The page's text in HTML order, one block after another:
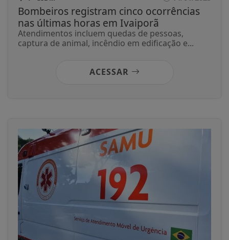
Bombeiros registram cinco ocorrências
nas últimas horas em Ivaiporã
Atendimentos incluem quedas de pessoas,
captura de animal, incêndio em edificação e...
ACESSAR